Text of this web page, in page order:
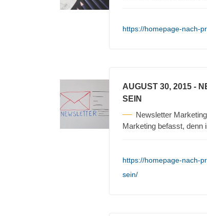
https://homepage-nach-
AUGUST 30, 2015 -
SEIN
Newsletter
Marketing befasst, denn
https://homepage-nach-
sein/